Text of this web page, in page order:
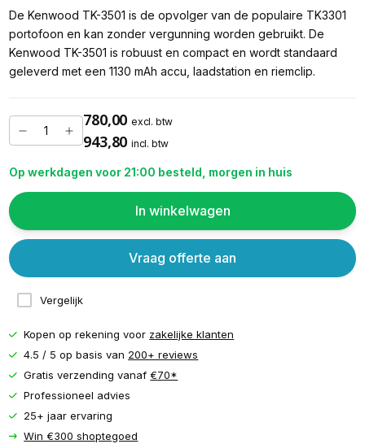
De Kenwood TK-3501 is de opvolger van de populaire TK3301
portofoon en kan zonder vergunning worden gebruikt. De
Kenwood TK-3501 is robuust en compact en wordt standaard
geleverd met een 1130 mAh accu, laadstation en riemclip.
780,00 excl. btw
943,80 incl. btw
Op werkdagen voor 21:00 besteld, morgen in huis
In winkelwagen
Vergelijk
Vraag offerte aan
Kopen op rekening voor zakelijke klanten
4.5 / 5 op basis van 200+ reviews
Gratis verzending vanaf€70*
Professioneel advies
25+ jaar ervaring
Win €300 shoptegoed